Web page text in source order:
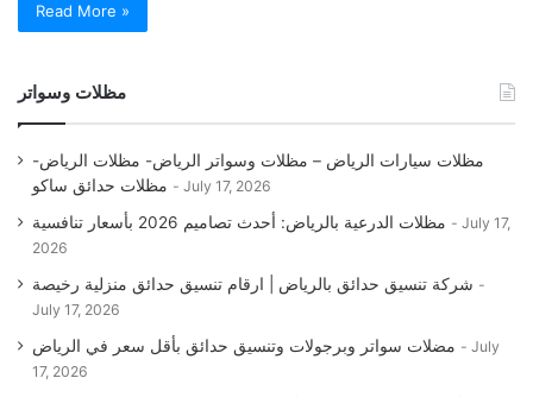
Read More »
مظلات وسواتر
مظلات سيارات الرياض – مظلات وسواتر الرياض- مظلات الرياض-
مظلات حدائق ساكو
July 17, 2026
مظلات الدرعية بالرياض: أحدث تصاميم 2026 بأسعار تنافسية
July 17,
2026
شركة تنسيق حدائق بالرياض | ارقام تنسيق حدائق منزلية رخيصة
July 17, 2026
مضلات سواتر وبرجولات وتنسيق حدائق بأقل سعر في الرياض
July
17, 2026